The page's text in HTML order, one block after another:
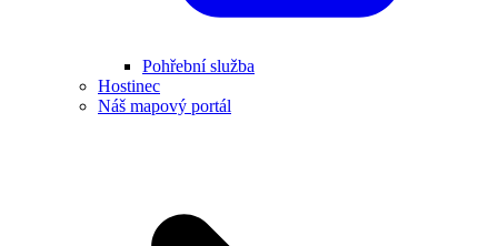
Pohřební služba
Hostinec
Náš mapový portál